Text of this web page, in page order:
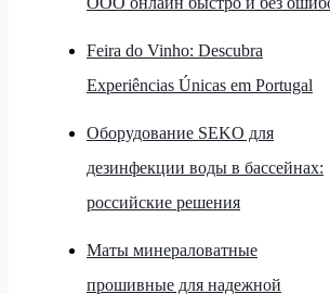
Feira do Vinho: Descubra
Experiências Únicas em Portugal
Оборудование SEKO для
дезинфекции воды в бассейнах:
российские решения
Маты минераловатные
прошивные для надежной